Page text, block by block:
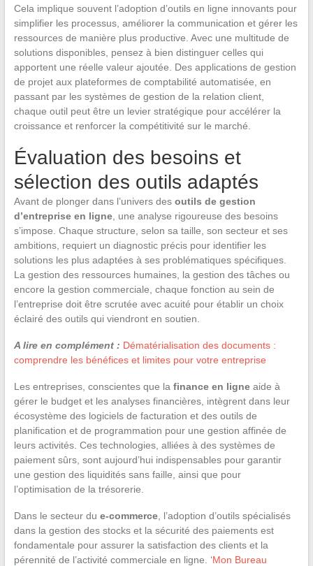
Cela implique souvent l’adoption d’outils en ligne innovants pour
simplifier les processus, améliorer la communication et gérer les
ressources de manière plus productive. Avec une multitude de
solutions disponibles, pensez à bien distinguer celles qui
apportent une réelle valeur ajoutée. Des applications de gestion
de projet aux plateformes de comptabilité automatisée, en
passant par les systèmes de gestion de la relation client,
chaque outil peut être un levier stratégique pour accélérer la
croissance et renforcer la compétitivité sur le marché.
Évaluation des besoins et
sélection des outils adaptés
Avant de plonger dans l’univers des outils de gestion
d’entreprise en ligne, une analyse rigoureuse des besoins
s’impose. Chaque structure, selon sa taille, son secteur et ses
ambitions, requiert un diagnostic précis pour identifier les
solutions les plus adaptées à ses problématiques spécifiques.
La gestion des ressources humaines, la gestion des tâches ou
encore la gestion commerciale, chaque fonction au sein de
l’entreprise doit être scrutée avec acuité pour établir un choix
éclairé des outils qui viendront en soutien.
A lire en complément : Dématérialisation des documents :
comprendre les bénéfices et limites pour votre entreprise
Les entreprises, conscientes que la finance en ligneaide à
gérer le budget et les analyses financières, intègrent dans leur
écosystème des logiciels de facturation et des outils de
planification et de programmation pour une gestion affinée de
leurs activités. Ces technologies, alliées à des systèmes de
paiement sûrs, sont aujourd’hui indispensables pour garantir
une gestion des liquidités sans faille, ainsi que pour
l’optimisation de la trésorerie.
Dans le secteur du e-commerce, l’adoption d’outils spécialisés
dans la gestion des stocks et la sécurité des paiements est
fondamentale pour assurer la satisfaction des clients et la
pérennité de l’activité commerciale en ligne. ‘Mon Bureau